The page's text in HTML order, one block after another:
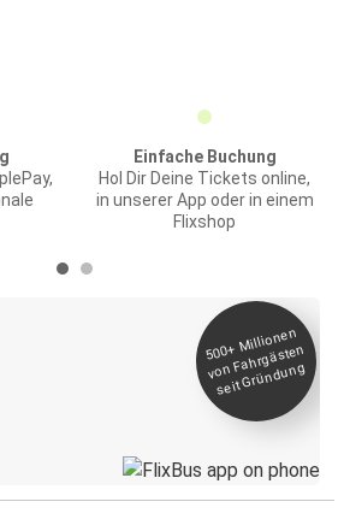
Einfache Buchung
Hol Dir Deine Tickets online,
in unserer App oder in einem
Flixshop
500+
Millionen
von Fahrgästen
seit
Gründung